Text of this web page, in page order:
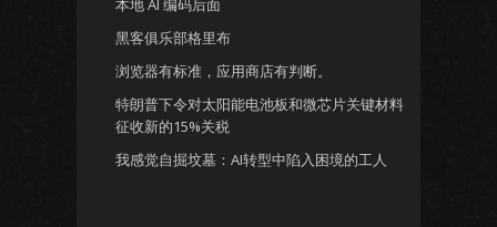
本地 AI 编码后面
黑客俱乐部格里布
浏览器有标准，应用商店有判断。
特朗普下令对太阳能电池板和微芯片关键材料
征收新的15%关税
我感觉自掘坟墓：AI转型中陷入困境的工人